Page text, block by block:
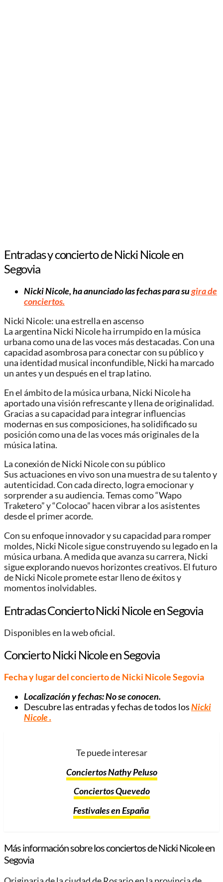
Entradas y concierto de Nicki Nicole en
Segovia
Nicki Nicole, ha anunciado las fechas para sugira de
conciertos.
Nicki Nicole: una estrella en ascenso
La argentina Nicki Nicole ha irrumpido en la música
urbana como una de las voces más destacadas. Con una
capacidad asombrosa para conectar con su público y
una identidad musical inconfundible, Nicki ha marcado
un antes y un después en el trap latino.
En el ámbito de la música urbana, Nicki Nicole ha
aportado una visión refrescante y llena de originalidad.
Gracias a su capacidad para integrar influencias
modernas en sus composiciones, ha solidificado su
posición como una de las voces más originales de la
música latina.
La conexión de Nicki Nicole con su público
Sus actuaciones en vivo son una muestra de su talento y
autenticidad. Con cada directo, logra emocionar y
sorprender a su audiencia. Temas como “Wapo
Traketero” y “Colocao” hacen vibrar a los asistentes
desde el primer acorde.
Con su enfoque innovador y su capacidad para romper
moldes, Nicki Nicole sigue construyendo su legado en la
música urbana. A medida que avanza su carrera, Nicki
sigue explorando nuevos horizontes creativos. El futuro
de Nicki Nicole promete estar lleno de éxitos y
momentos inolvidables.
Entradas Concierto Nicki Nicole en Segovia
Disponibles en la web oficial.
Concierto Nicki Nicole en Segovia
Fecha y lugar del concierto de Nicki Nicole Segovia
Localización y fechas: No se conocen.
Descubre las entradas y fechas de todos losNicki
Nicole.
Te puede interesar
Conciertos Nathy Peluso
Conciertos Quevedo
Festivales en España
Más información sobre los conciertos de Nicki Nicole en
Segovia